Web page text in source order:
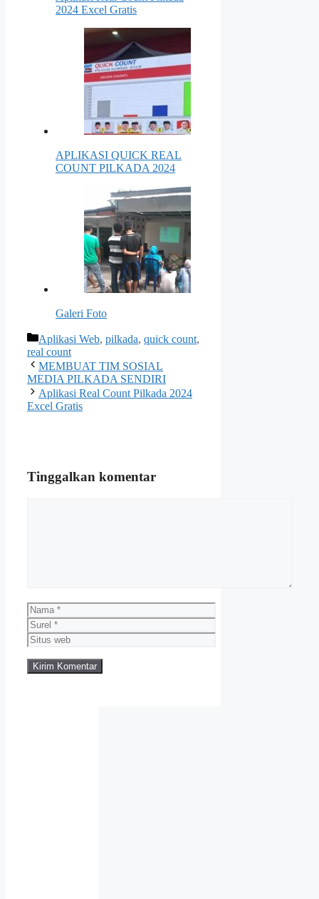
2024 Excel Gratis
APLIKASI QUICK REAL
COUNT PILKADA 2024
Galeri Foto
Kategori
Aplikasi Web, pilkada, quick count,
real count
MEMBUAT TIM SOSIAL
MEDIA PILKADA SENDIRI
Aplikasi Real Count Pilkada 2024
Excel Gratis
Tinggalkan komentar
Nama
Surel
Situs
web